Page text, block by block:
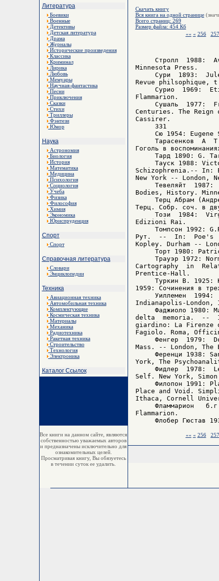
Литература
Боевики
Военные
Детективы
Детская литература
Драма
Журналы
Исторические произведения
Классика
Криминал
Лирика
Любовь
Мемуары
Научная-фантастика
Песни
Приключения
Сказки
Стихи
Триллеры
Фэнтези
Юмор
Наука
Астрономия
Биология
История
Математика
Медицина
Психология
Социология
Учеба
Физика
Философия
Химия
Экономика
Юриспруденция
Спорт
Спорт
Справочная литература
Словари
Энциклопедии
Техника
Авиационная техника
Автомобильная техника
Комплектующие
Космическая техника
Материалы
Механика
Радиотехника
Ракетная техника
Строительство
Технология
Электроника
Каталог Ссылок
Все книги на данном сайте, являются
собственностью уважаемых авторов
и предназначены исключительно для
ознакомительных целей.
Просматривая книгу, Вы обязуетесь
в течении суток ее удалить.
Скачать книгу
Вся книга на одной странице
Всего страниц: 269
Размер файла: 454 Кб
«« « 256 257
Стролл  1988:
Minnesota Press.
Сури  1893:
Revue
Сурио  1969:
Flammarion.
Сушаль  1977:
Centuries. The
Cassirer.
     331
Сю 1954: Eugene
Тарасенков  A
Гоголь в
Тард 1890: G.
Тауск 1988:
Schizophrenia.-- In:
New York -- London,
Тевеляйт  1987:
Bodies, History.
Терц Абрам
Терц. Собр. соч. в
Този  1984:
Edizioni Rai.
Томпсон 1992:
Рут.  --  In:  Poe's
Kopley. Durham --
Торт 1980:
Трауэр 1972:
Cartography  in
Prentice-Hall.
Туркин В. 1925:
1959: Сочинения в
Уиллемен  1994:
Indianapolis-
Фаджиоло 1980:
delta  memoria.  --
giardino: La
Fagiolo. Roma,
Фенгер  1979:
Mass. -- London, The
Ференци 1938:
York, The
Фидлер  1978:
Self. New York,
Филопон 1991:
Place and Void.
Ithaca, Cornell
Фламмарион
Flammarion.
«« « 256 257